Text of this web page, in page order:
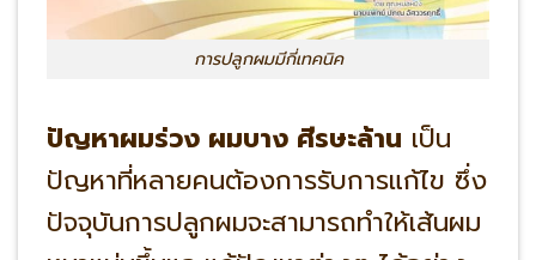
การปลูกผมมีกี่เทคนิค
ปัญหาผมร่วง ผมบาง ศีรษะล้าน เป็น
ปัญหาที่หลายคนต้องการรับการแก้ไข ซึ่ง
ปัจจุบันการปลูกผมจะสามารถทำให้เส้นผม